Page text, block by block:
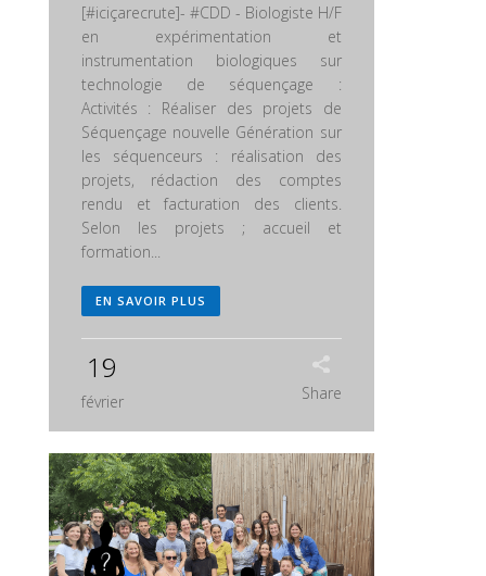
[#iciçarecrute]- #CDD - Biologiste H/F
en expérimentation et
instrumentation biologiques sur
technologie de séquençage :
Activités : Réaliser des projets de
Séquençage nouvelle Génération sur
les séquenceurs : réalisation des
projets, rédaction des comptes
rendu et facturation des clients.
Selon les projets ; accueil et
formation...
EN SAVOIR PLUS
19
février Share